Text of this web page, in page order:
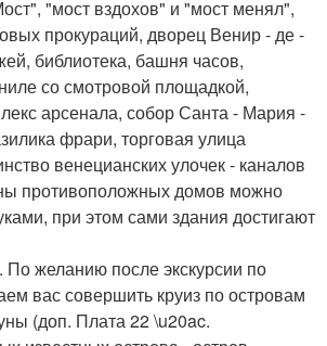
"мост вздохов" и "мост менял",
прокураций, дворец Венир - де -
библиотека, башня часов,
со смотровой площадкой,
арсенала, собор Санта - Мария -
фрари, торговая улица
венецианских улочек - каналов
противоположных домов можно
при этом сами здания достигают
желанию после экскурсии по
вас совершить круиз по островам
(доп. Плата 22 \u20ac.